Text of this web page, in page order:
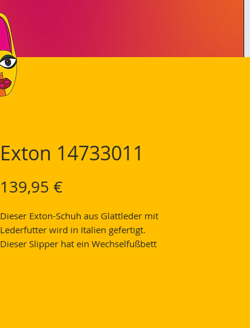
Exton 14733011
139,95 €Preis
Dieser Exton-Schuh aus Glattleder mit
Lederfutter wird in Italien gefertigt.
Dieser Slipper hat ein Wechselfußbett